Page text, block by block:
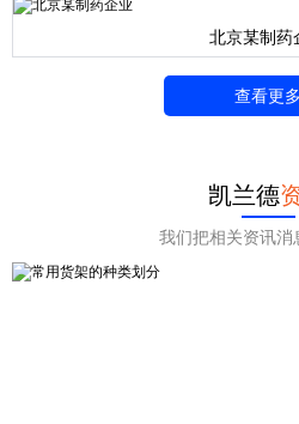
北京某制药
查看更多
凯兰德
我们把相关资讯消